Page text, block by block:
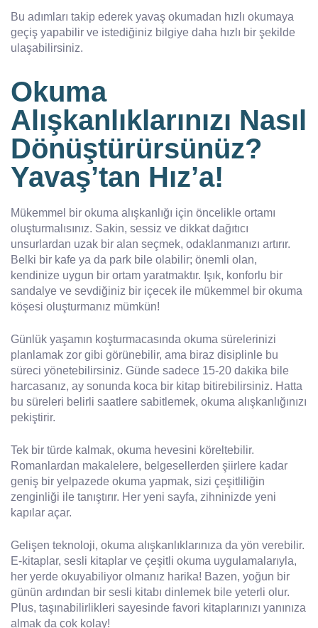
Bu adımları takip ederek yavaş okumadan hızlı okumaya
geçiş yapabilir ve istediğiniz bilgiye daha hızlı bir şekilde
ulaşabilirsiniz.
Okuma
Alışkanlıklarınızı Nasıl
Dönüştürürsünüz?
Yavaş’tan Hız’a!
Mükemmel bir okuma alışkanlığı için öncelikle ortamı
oluşturmalısınız. Sakin, sessiz ve dikkat dağıtıcı
unsurlardan uzak bir alan seçmek, odaklanmanızı artırır.
Belki bir kafe ya da park bile olabilir; önemli olan,
kendinize uygun bir ortam yaratmaktır. Işık, konforlu bir
sandalye ve sevdiğiniz bir içecek ile mükemmel bir okuma
köşesi oluşturmanız mümkün!
Günlük yaşamın koşturmacasında okuma sürelerinizi
planlamak zor gibi görünebilir, ama biraz disiplinle bu
süreci yönetebilirsiniz. Günde sadece 15-20 dakika bile
harcasanız, ay sonunda koca bir kitap bitirebilirsiniz. Hatta
bu süreleri belirli saatlere sabitlemek, okuma alışkanlığınızı
pekiştirir.
Tek bir türde kalmak, okuma hevesini köreltebilir.
Romanlardan makalelere, belgesellerden şiirlere kadar
geniş bir yelpazede okuma yapmak, sizi çeşitliliğin
zenginliği ile tanıştırır. Her yeni sayfa, zihninizde yeni
kapılar açar.
Gelişen teknoloji, okuma alışkanlıklarınıza da yön verebilir.
E-kitaplar, sesli kitaplar ve çeşitli okuma uygulamalarıyla,
her yerde okuyabiliyor olmanız harika! Bazen, yoğun bir
günün ardından bir sesli kitabı dinlemek bile yeterli olur.
Plus, taşınabilirlikleri sayesinde favori kitaplarınızı yanınıza
almak da çok kolay!